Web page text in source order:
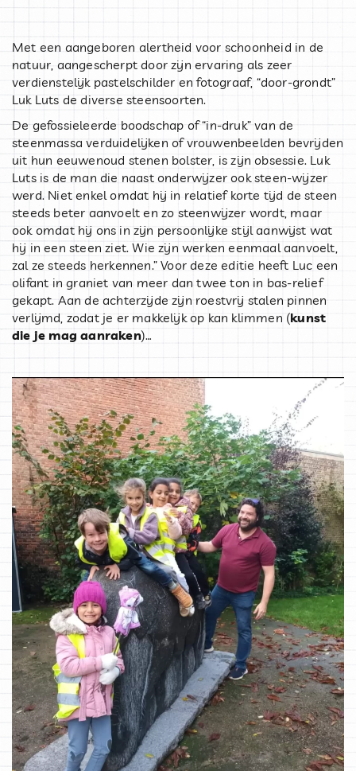
Met een aangeboren alertheid voor schoonheid in de
natuur, aangescherpt door zijn ervaring als zeer
verdienstelijk pastelschilder en fotograaf, “door-grondt”
Luk Luts de diverse steensoorten.
De gefossieleerde boodschap of “in-druk” van de
steenmassa verduidelijken of vrouwenbeelden bevrijden
uit hun eeuwenoud stenen bolster, is zijn obsessie. Luk
Luts is de man die naast onderwijzer ook steen-wijzer
werd. Niet enkel omdat hij in relatief korte tijd de steen
steeds beter aanvoelt en zo steenwijzer wordt, maar
ook omdat hij ons in zijn persoonlijke stijl aanwijst wat
hij in een steen ziet. Wie zijn werken eenmaal aanvoelt,
zal ze steeds herkennen.” Voor deze editie heeft Luc een
olifant in graniet van meer dan twee ton in bas-relief
gekapt. Aan de achterzijde zijn roestvrij stalen pinnen
verlijmd, zodat je er makkelijk op kan klimmen (kunst
die je mag aanraken)…